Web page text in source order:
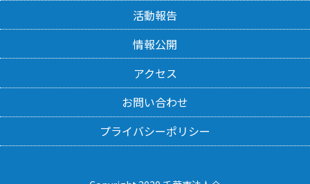
活動報告
情報公開
アクセス
お問い合わせ
プライバシーポリシー